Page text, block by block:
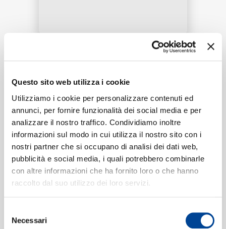
Questo sito web utilizza i cookie
Utilizziamo i cookie per personalizzare contenuti ed
annunci, per fornire funzionalità dei social media e per
analizzare il nostro traffico. Condividiamo inoltre
informazioni sul modo in cui utilizza il nostro sito con i
nostri partner che si occupano di analisi dei dati web,
pubblicità e social media, i quali potrebbero combinarle
con altre informazioni che ha fornito loro o che hanno
raccolto dal suo utilizzo dei loro servizi.
delNecessari
Xia Ri Han Feng(2003 Live)
04:36
Alan Tam, Hacken Lee
Formati disponibili:
Data di pubblicazione:
RICERCA
CHI SIAMO
CONTATTI
NEWSLETTER